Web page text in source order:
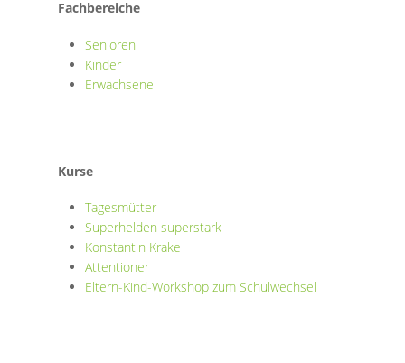
Fachbereiche
Senioren
Kinder
Erwachsene
Kurse
Tagesmütter
Superhelden superstark
Konstantin Krake
Attentioner
Eltern-Kind-Workshop zum Schulwechsel